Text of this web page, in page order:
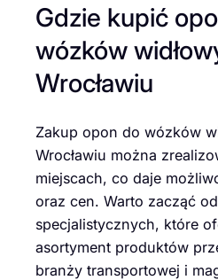
Gdzie kupić
wózków
Wrocławiu
Zakup opon do wózków
Wrocławiu można
miejscach, co daje
oraz cen. Warto zacząć
specjalistycznych, które
asortyment produktów
branży transportowej i